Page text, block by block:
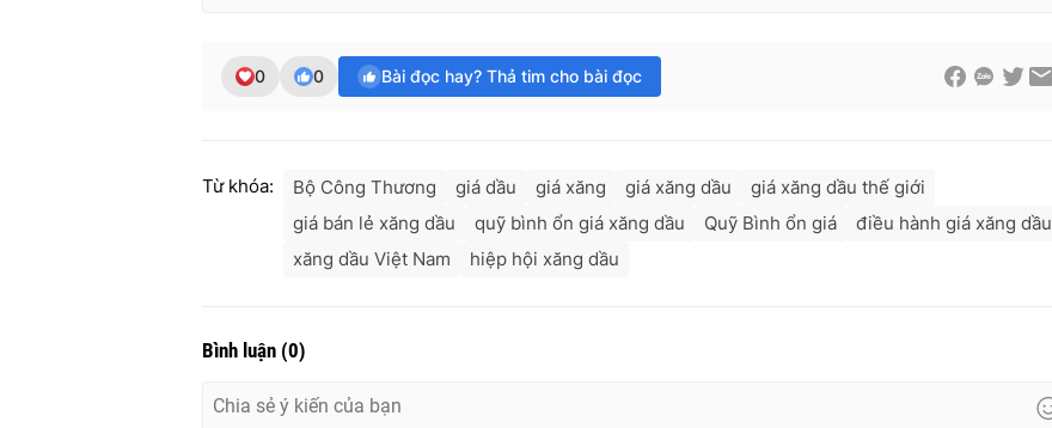
0 0 Bài đọc hay? Thả tim cho bài đọc
Từ khóa: Bộ Công Thương giá dầu giá xăng giá xăng dầu
giá xăng dầu thế giới
giá bán lẻ xăng dầu
quỹ bình ổn giá xăng dầu Quỹ Bình ổn giá
điều hành giá xăng dầu
xăng dầu Việt Nam
hiệp hội xăng dầu
Bình luận (0)